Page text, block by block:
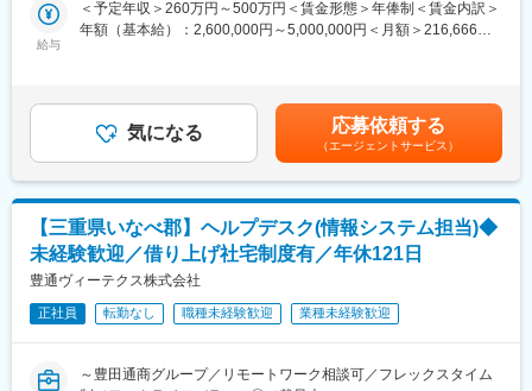
・効率化の推進：将来的には、各種ツールを用いたテスト自動
化、AIを活用した検証プロセスの構築にも挑戦いただけます。
く、上流の「仕様策定」の段階から意見を出すことが推奨される
文化です。
・「使われる実感」がある：全国1万社超が利用する高シェア製
品。あなたの「OK」が、建設インフラを支えるプロたちの安心に
直結します。
・技術的探求を推奨：「カイゼンタイム」を使い、自動化コード
を書いたり、新しいQA手法を試したりと、現場主導で技術を深め
られます。
変更の範囲：会社の定める業務
し、DXアプリケーション、遠隔自動化ソリューションなどを開発
しています。
また、測量・赤外線調査・インフラ点検などの運用も行っていま
■使用する開発環境（経験者の場合、何れか1つ以上を使えること
が望ましい）：
◇ドローン向け
Java、WEB(html、javascript、Wordpress)、Ruby on Rails
VB.NET、Swift、Python
変更の範囲：会社の定める業務
給与
＜予定年収＞260万円～500万円＜賃金形態＞年俸制＜賃金内訳＞
年額（基本給）：2,600,000円～5,000,000円＜月額＞216,666円
歳 年収300万円／月額25万円（経験3年）30歳 年収360万円／月
額30万円（経験8年）40歳 年収480万円／月額40万円（経験18
年）賃金はあくまでも目安の金額であり、選考を通じて上下する
可能性があります。月給(月額)は固定手当を含めた表記です。
気になる 応募依頼する
（エージェントサービス）
【三重県いなべ郡】ヘルプデスク(情報システム担当)◆
未経験歓迎／借り上げ社宅制度有／年休121日
豊通ヴィーテクス株式会社
正社員 転勤なし 職種未経験歓迎 業種未経験歓迎
～豊田通商グループ／リモートワーク相談可／フレックスタイム